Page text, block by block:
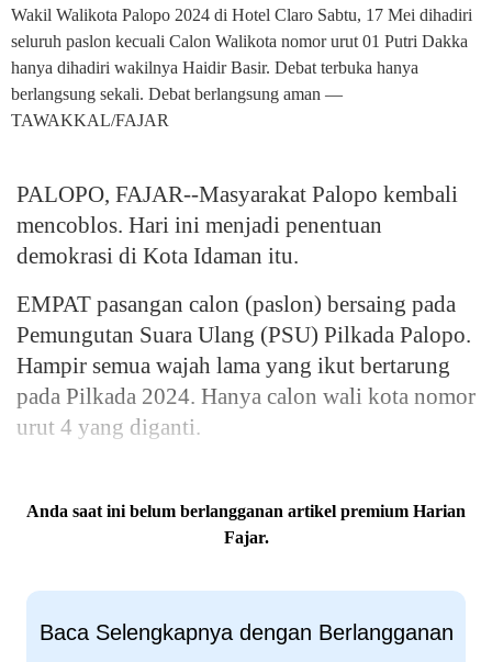
Wakil Walikota Palopo 2024 di Hotel Claro Sabtu, 17 Mei dihadiri
seluruh paslon kecuali Calon Walikota nomor urut 01 Putri Dakka
hanya dihadiri wakilnya Haidir Basir. Debat terbuka hanya
berlangsung sekali. Debat berlangsung aman —
TAWAKKAL/FAJAR
PALOPO, FAJAR--Masyarakat Palopo kembali
mencoblos. Hari ini menjadi penentuan
demokrasi di Kota Idaman itu.
EMPAT pasangan calon (paslon) bersaing pada
Pemungutan Suara Ulang (PSU) Pilkada Palopo.
Hampir semua wajah lama yang ikut bertarung
pada Pilkada 2024. Hanya calon wali kota nomor
urut 4 yang diganti.
Anda saat ini belum berlangganan artikel premium Harian
Fajar.
Baca Selengkapnya dengan Berlangganan